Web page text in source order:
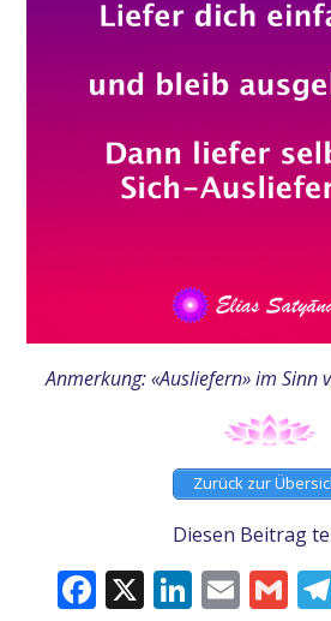
Anmerkung: «Ausliefern» im Sinn
Zurück zur
Diesen Beitrag
Facebook
X